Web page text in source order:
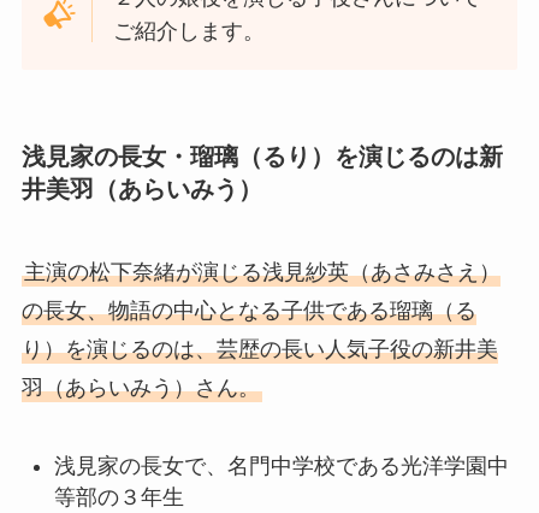
ご紹介します。
浅見家の長女・瑠璃（るり）を演じるのは新
井美羽（あらいみう）
主演の松下奈緒が演じる浅見紗英（あさみさえ）
の長女、物語の中心となる子供である瑠璃（る
り）を演じるのは、芸歴の長い人気子役の新井美
羽（あらいみう）さん。
浅見家の長女で、名門中学校である光洋学園中
等部の３年生